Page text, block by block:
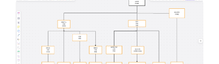
AI生成Grow模型
AI生成AARRR模型